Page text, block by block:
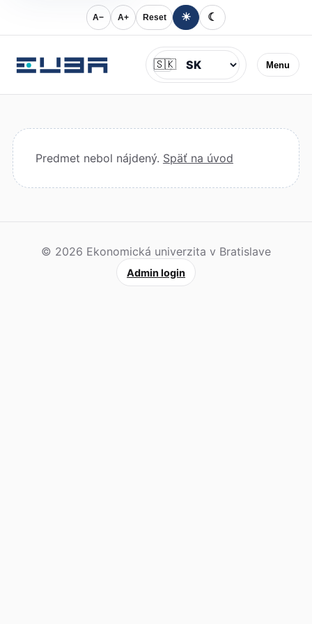
A− A+ Reset ☀ ☾
Menu
Jazyk
🇸🇰
Predmet nebol nájdený. Späť na úvod
© 2026 Ekonomická univerzita v Bratislave
Admin login